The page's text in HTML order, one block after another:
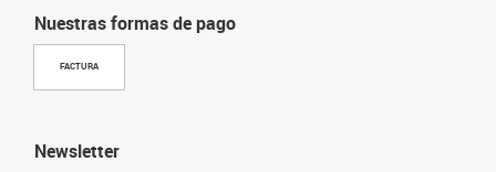
Nuestras formas de pago
FACTURA
Newsletter